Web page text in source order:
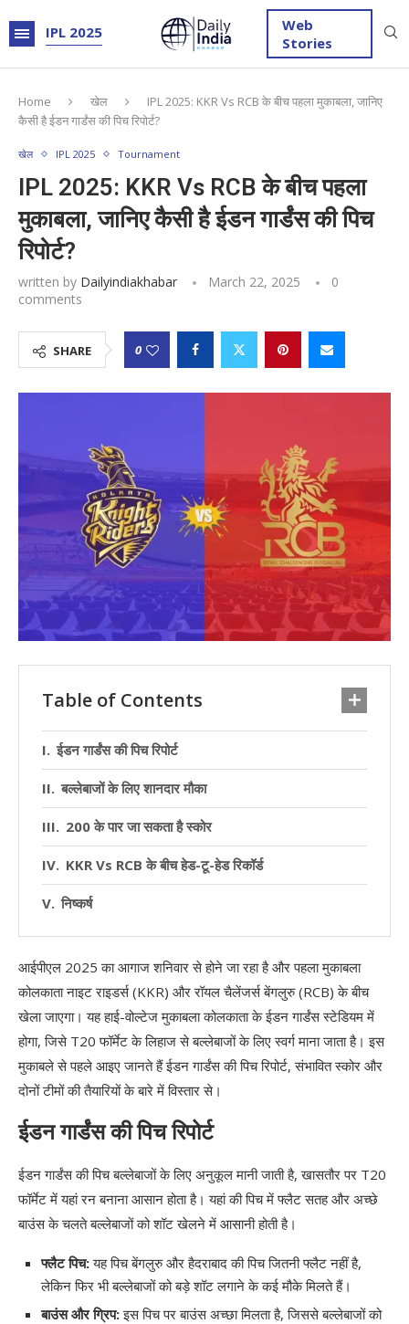
IPL 2025
Web
Stories
Home खेल
IPL 2025: KKR Vs RCB के बीच पहला मुकाबला, जानिए
कैसी है ईडन गार्डंस की पिच रिपोर्ट?
खेल IPL 2025 Tournament
IPL 2025: KKR Vs RCB के बीच पहला
मुकाबला, जानिए कैसी है ईडन गार्डंस की पिच
रिपोर्ट?
written by Dailyindiakhabar March 22, 2025
0
comments
SHARE 0
Table of Contents
ईडन गार्डंस की पिच रिपोर्ट
बल्लेबाजों के लिए शानदार मौका
200 के पार जा सकता है स्कोर
KKR Vs RCB के बीच हेड-टू-हेड रिकॉर्ड
निष्कर्ष
आईपीएल 2025 का आगाज शनिवार से होने जा रहा है और पहला मुकाबला
कोलकाता नाइट राइडर्स (KKR) और रॉयल चैलेंजर्स बेंगलुरु (RCB) के बीच
खेला जाएगा। यह हाई-वोल्टेज मुकाबला कोलकाता के ईडन गार्डंस स्टेडियम में
होगा, जिसे T20 फॉर्मेट के लिहाज से बल्लेबाजों के लिए स्वर्ग माना जाता है। इस
मुकाबले से पहले आइए जानते हैं ईडन गार्डंस की पिच रिपोर्ट, संभावित स्कोर और
दोनों टीमों की तैयारियों के बारे में विस्तार से।
ईडन गार्डंस की पिच रिपोर्ट
ईडन गार्डंस की पिच बल्लेबाजों के लिए अनुकूल मानी जाती है, खासतौर पर T20
फॉर्मेट में यहां रन बनाना आसान होता है। यहां की पिच में फ्लैट सतह और अच्छे
बाउंस के चलते बल्लेबाजों को शॉट खेलने में आसानी होती है।
फ्लैट पिच:यह पिच बेंगलुरु और हैदराबाद की पिच जितनी फ्लैट नहीं है,
लेकिन फिर भी बल्लेबाजों को बड़े शॉट लगाने के कई मौके मिलते हैं।
बाउंस और ग्रिप:इस पिच पर बाउंस अच्छा मिलता है, जिससे बल्लेबाजों को